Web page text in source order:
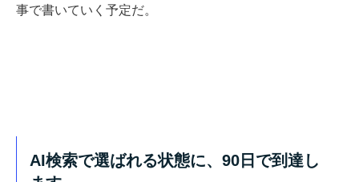
事で書いていく予定だ。
AI検索で選ばれる状態に、90日で到達し